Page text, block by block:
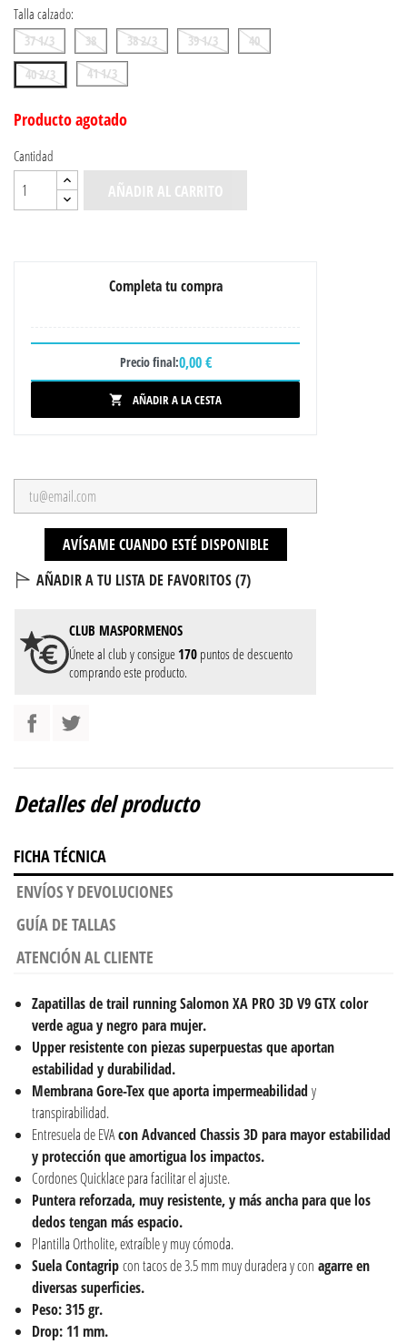
Talla calzado:
37 1/3 38 38 2/3 39 1/3
40
40 2/3
41 1/3
Producto agotado
Cantidad
AÑADIR AL CARRITO
Completa tu compra
Precio final:0,00 €
 AÑADIR A LA CESTA
AVÍSAME CUANDO ESTÉ DISPONIBLE
AÑADIR A TU LISTA DE FAVORITOS (7)
CLUB MASPORMENOS
Únete al club y consigue 170 puntos de descuento
comprando este producto.
Detalles del producto
FICHA TÉCNICA
ENVÍOS Y DEVOLUCIONES
GUÍA DE TALLAS
ATENCIÓN AL CLIENTE
Zapatillas de trail running Salomon XA PRO 3D V9 GTX color
verde agua y negro para mujer.
Upper resistente con piezas superpuestas que aportan
estabilidad y durabilidad.
Membrana Gore-Tex que aporta impermeabilidad y
transpirabilidad.
Entresuela de EVAcon Advanced Chassis 3D para mayor estabilidad
y protección que amortigua los impactos.
Cordones Quicklace para facilitar el ajuste.
Puntera reforzada, muy resistente, y más ancha para que los
dedos tengan más espacio.
Plantilla Ortholite, extraíble y muy cómoda.
Suela Contagripcon tacos de 3.5 mm muy duradera y con agarre en
diversas superficies.
Peso: 315 gr.
Drop: 11 mm.